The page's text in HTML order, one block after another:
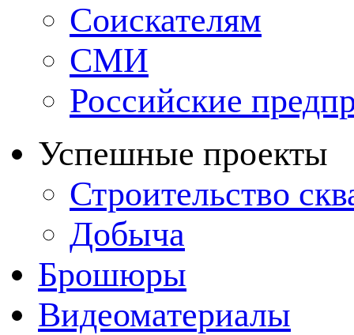
Соискателям
СМИ
Российские
Успешные проекты
Строительство
Добыча
Брошюры
Видеоматериалы